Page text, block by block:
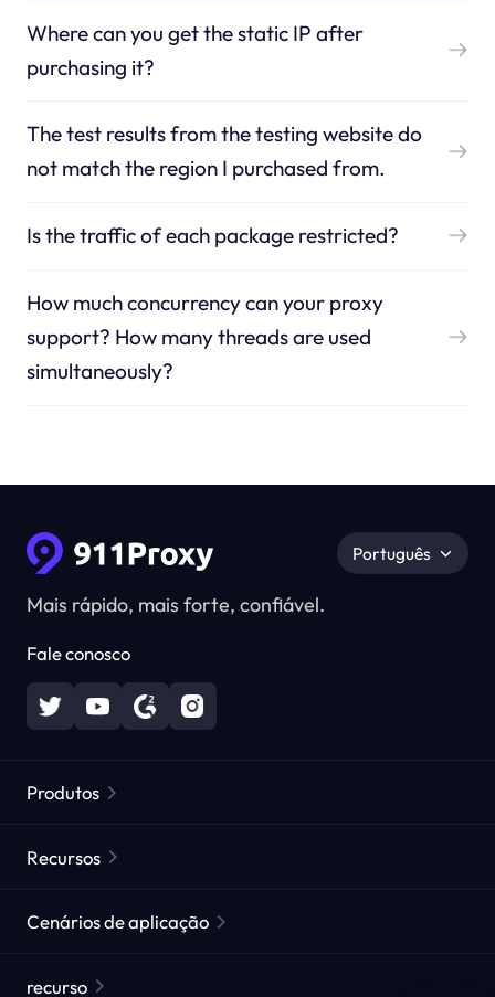
Where can you get the static IP after
purchasing it?
The test results from the testing website do
not match the region I purchased from.
Is the traffic of each package restricted?
How much concurrency can your proxy
support? How many threads are used
simultaneously?
Mais rápido, mais forte, confiável.
Fale conosco
Português
Produtos
Proxies Residenciais Estáticos
Recursos
Proxy para ISP
Cenários de aplicação
recurso